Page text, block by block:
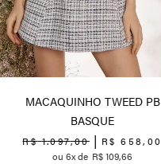
MACAQUINHO TWEED PB
BASQUE
R$ 1.097,00 R$ 658, 00
6
R$109,66